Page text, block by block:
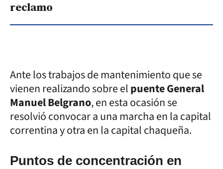
reclamo
Ante los trabajos de mantenimiento que se
vienen realizando sobre elpuente General
Manuel Belgrano, en esta ocasión se
resolvió convocar a una marcha en la capital
correntina y otra en la capital chaqueña.
Puntos de concentración en